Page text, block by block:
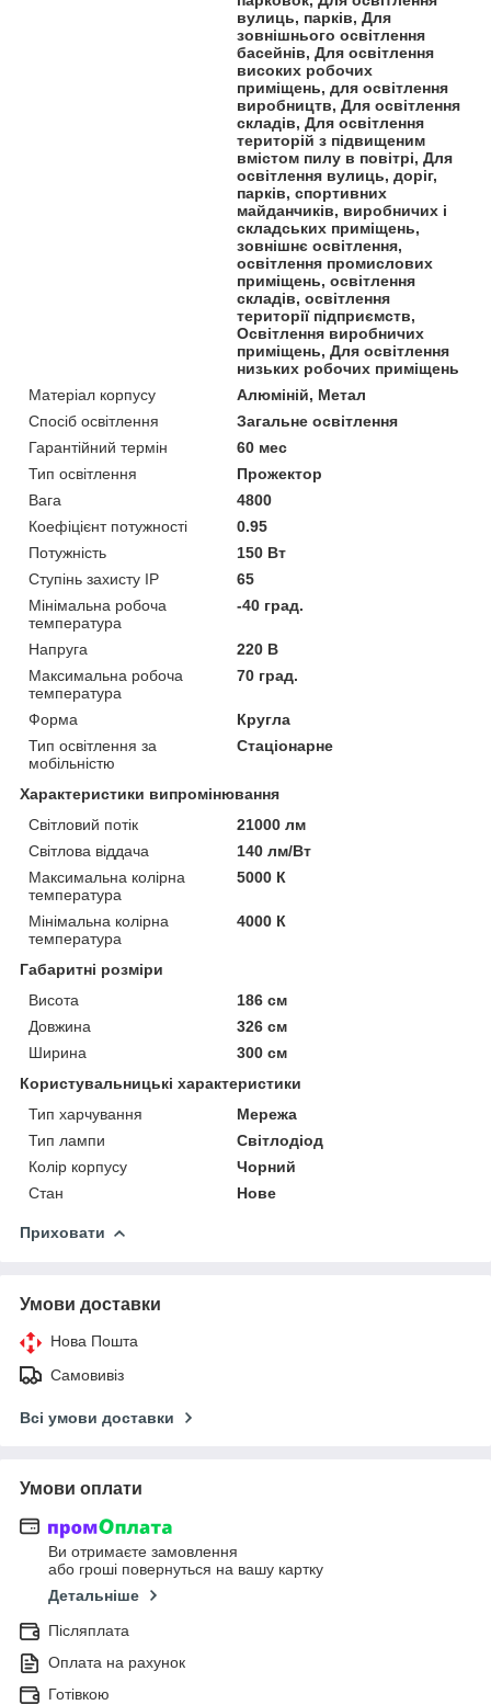
вулиць, парків, Для
зовнішнього освітлення
басейнів, Для освітлення
високих робочих
приміщень, для освітлення
виробництв, Для освітлення
складів, Для освітлення
територій з підвищеним
вмістом пилу в повітрі, Для
освітлення вулиць, доріг,
парків, спортивних
майданчиків, виробничих і
складських приміщень,
зовнішнє освітлення,
освітлення промислових
приміщень, освітлення
складів, освітлення
території підприємств,
Освітлення виробничих
приміщень, Для освітлення
низьких робочих приміщень
Матеріал корпусу
Алюміній, Метал
Спосіб освітлення
Загальне освітлення
Гарантійний термін
60 мес
Тип освітлення
Прожектор
Вага
4800
Коефіцієнт потужності
0.95
Потужність
150 Вт
Ступінь захисту IP
65
Мінімальна робоча
температура
-40 град.
Напруга
220 В
Максимальна робоча
температура
70 град.
Форма
Кругла
Тип освітлення за
мобільністю
Стаціонарне
Характеристики випромінювання
Світловий потік
21000 лм
Світлова віддача
140 лм/Вт
Максимальна колірна
температура
5000 К
Мінімальна колірна
температура
4000 К
Габаритні розміри
Висота
186 см
Довжина
326 см
Ширина
300 см
Користувальницькі характеристики
Тип харчування
Мережа
Тип лампи
Світлодіод
Колір корпусу
Чорний
Стан
Нове
Приховати
Умови доставки
Нова Пошта
Самовивіз
Всі умови доставки
Умови оплати
Ви отримаєте замовлення
або гроші повернуться на вашу картку
Детальніше
Післяплата
Оплата на рахунок
Готівкою